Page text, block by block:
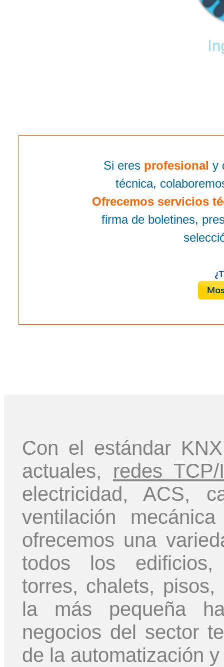
Si eres profesional y
técnica,
Ofrecemos servicios
firma de boletines,
Con el estándar
actuales, redes TCP/
electricidad, ACS,
ventilación
ofrecemos una
todos los edificios,
torres, chalets,
la más pequeña
negocios del sector
de la automatización